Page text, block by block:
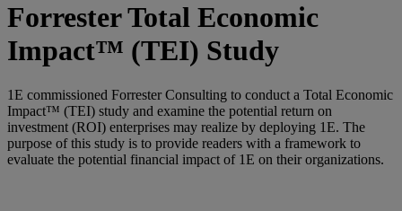
Forrester Total Economic
Impact™ (TEI) Study
1E commissioned Forrester Consulting to conduct a Total Economic
Impact™ (TEI) study and examine the potential return on
investment (ROI) enterprises may realize by deploying 1E. The
purpose of this study is to provide readers with a framework to
evaluate the potential financial impact of 1E on their organizations.